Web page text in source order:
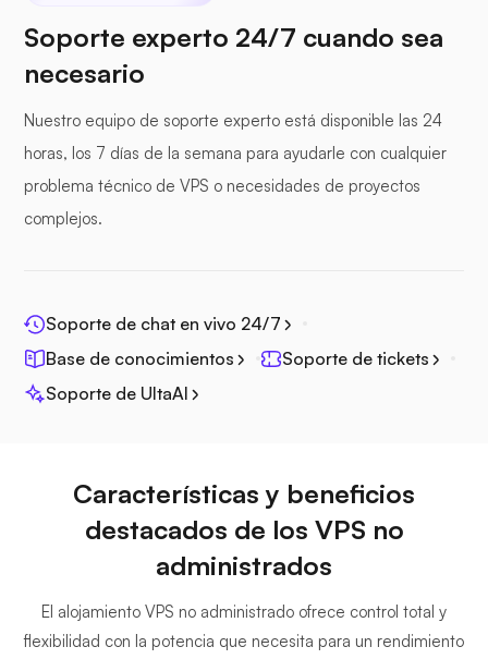
Seafile
Plex
Soporte experto 24/7 cuando sea
necesario
Nuestro equipo de soporte experto está disponible las 24
horas, los 7 días de la semana para ayudarle con cualquier
problema técnico de VPS o necesidades de proyectos
complejos.
Soporte de chat en vivo 24/7
Base de conocimientos
Soporte de tickets
Soporte de UltaAI
Características y beneficios
destacados de los VPS no
administrados
El alojamiento VPS no administrado ofrece control total y
flexibilidad con la potencia que necesita para un rendimiento